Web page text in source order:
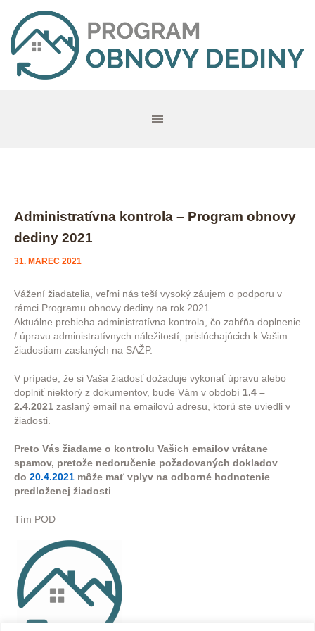
Administratívna kontrola – Program obnovy
dediny 2021
31. MAREC 2021
Vážení žiadatelia, veľmi nás teší vysoký záujem o podporu v
rámci Programu obnovy dediny na rok 2021.
Aktuálne prebieha administratívna kontrola, čo zahŕňa doplnenie
/ úpravu administratívnych náležitostí, prislúchajúcich k Vašim
žiadostiam zaslaných na SAŽP.
V prípade, že si Vaša žiadosť dožaduje vykonať úpravu alebo
doplniť niektorý z dokumentov, bude Vám v období 1.4 –
2.4.2021 zaslaný email na emailovú adresu, ktorú ste uviedli v
žiadosti.
Preto Vás žiadame o kontrolu Vašich emailov vrátane
spamov, pretože nedoručenie požadovaných dokladov
do 20.4.2021 môže mať vplyv na odborné hodnotenie
predloženej žiadosti.
Tím POD